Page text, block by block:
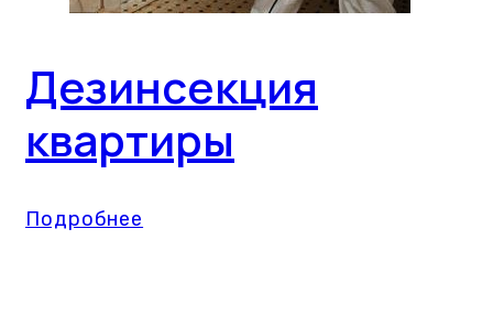
Дезинсекция
квартиры
Подробнее